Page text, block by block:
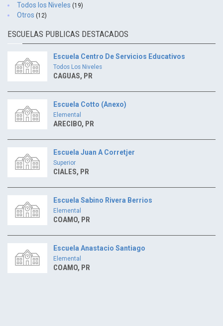
Todos los Niveles (19)
Otros (12)
ESCUELAS PUBLICAS DESTACADOS
Escuela Centro De Servicios Educativos
Todos Los Niveles
CAGUAS, PR
Escuela Cotto (Anexo)
Elemental
ARECIBO, PR
Escuela Juan A Corretjer
Superior
CIALES, PR
Escuela Sabino Rivera Berrios
Elemental
COAMO, PR
Escuela Anastacio Santiago
Elemental
COAMO, PR